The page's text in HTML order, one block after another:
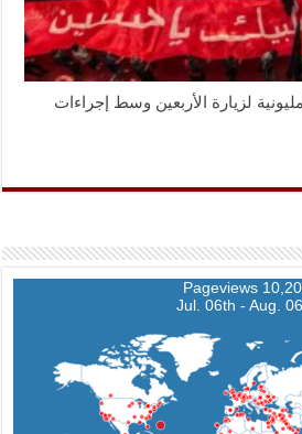
لزيارة الأربعين وسط إجراءات
10,206
Jul. 06th - Aug.